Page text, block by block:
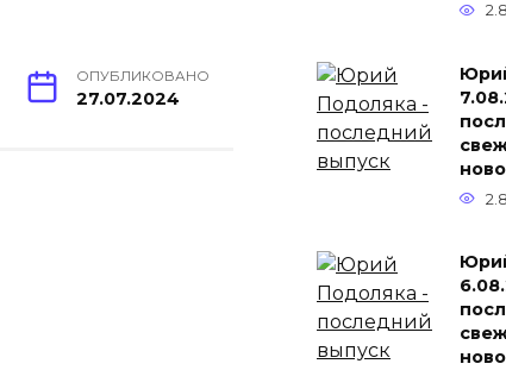
ОПУБЛИКОВАНО
27.07.2024